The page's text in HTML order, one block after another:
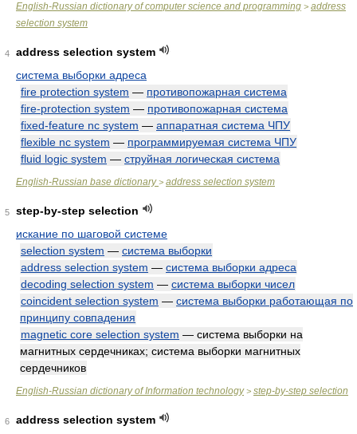
English-Russian dictionary of computer science and programming > address
selection system
4
address selection system
система выборки адреса
fire protection system — противопожарная система
fire-protection system — противопожарная система
fixed-feature nc system — аппаратная система ЧПУ
flexible nc system — программируемая система ЧПУ
fluid logic system — струйная логическая система
English-Russian base dictionary> address selection system
5
step-by-step selection
искание по шаговой системе
selection system — система выборки
address selection system — система выборки адреса
decoding selection system — система выборки чисел
coincident selection system — система выборки работающая по
принципу совпадения
magnetic core selection system — система выборки на
магнитных сердечниках; система выборки магнитных
сердечников
English-Russian dictionary of Information technology> step-by-step selection
6
address selection system